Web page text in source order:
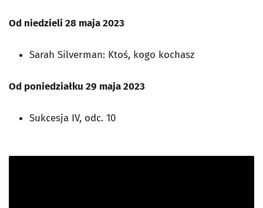
Od niedzieli 28 maja 2023
Sarah Silverman: Ktoś, kogo kochasz
Od poniedziałku 29 maja 2023
Sukcesja IV, odc. 10